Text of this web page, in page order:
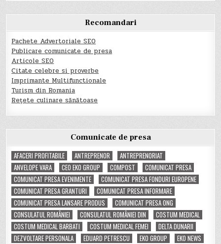
Recomandari
Pachete Advertoriale SEO
Publicare comunicate de presa
Articole SEO
Citate celebre si proverbe
Imprimante Multifunctionale
Turism din Romania
Rețete culinare sănătoase
Comunicate de presa
AFACERI PROFITABILE
ANTREPRENOR
ANTREPRENORIAT
ANVELOPE VARA
CEO EKO GROUP COMPOST
COMUNICAT PRESA
COMUNICAT PRESA EVENIMENTE
COMUNICAT PRESA FONDURI EUROPENE
COMUNICAT PRESA GRANTURI
COMUNICAT PRESA INFORMARE
COMUNICAT PRESA LANSARE PRODUS
COMUNICAT PRESA ONG
CONSULATUL ROMÂNIEI
CONSULATUL ROMÂNIEI DIN
COSTUM MEDICAL
COSTUM MEDICAL BARBATI
COSTUM MEDICAL FEMEI
DELTA DUNARII
DEZVOLTARE PERSONALA
EDUARD PETRESCU EKO GROUP EKO NEWS